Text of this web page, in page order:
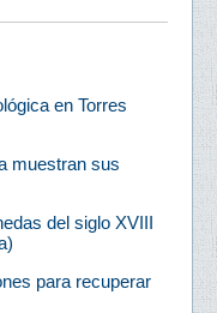
en Torres
muestran sus
del siglo XVIII
para recuperar